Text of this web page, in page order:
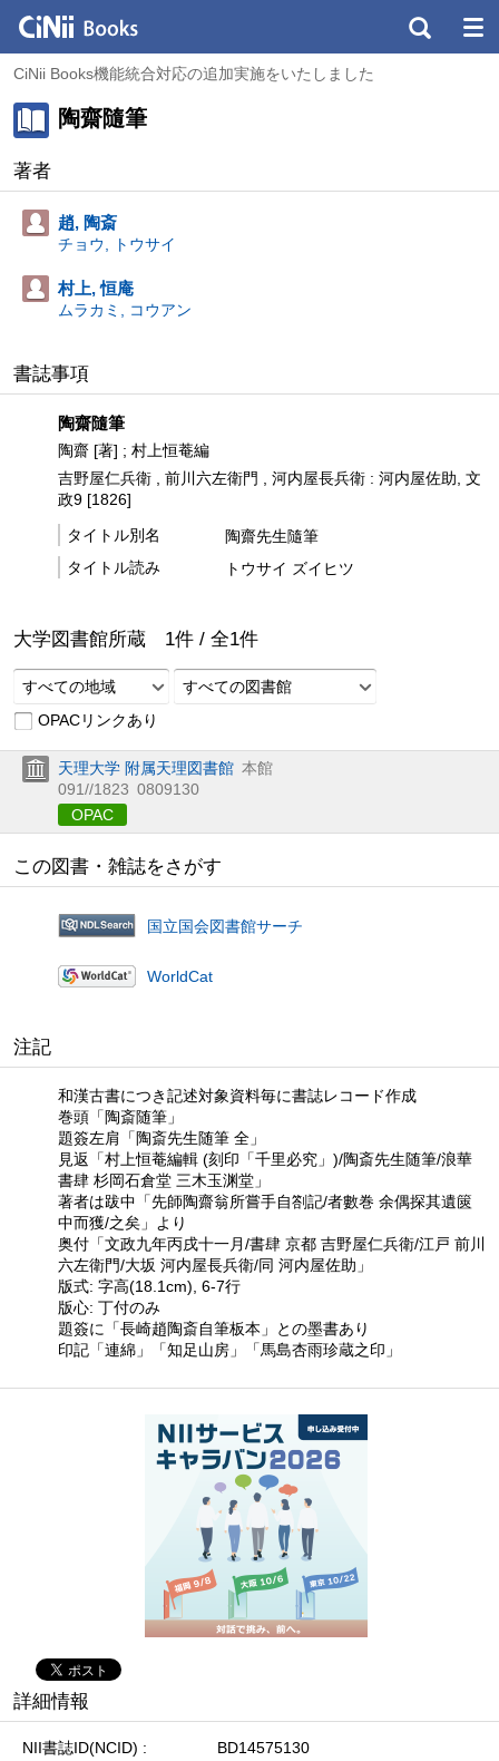
CiNii Books機能統合対応の追加実施をいたしました
陶齋隨筆
著者
趙, 陶斎
チョウ, トウサイ
村上, 恒庵
ムラカミ, コウアン
書誌事項
陶齋隨筆
陶齋 [著] ; 村上恒菴編
吉野屋仁兵衛 , 前川六左衛門 , 河内屋長兵衛 : 河内屋佐助, 文
政9 [1826]
タイトル別名
陶齋先生隨筆
タイトル読み
トウサイ ズイヒツ
大学図書館所蔵 1件 / 全1件
すべての地域
すべての図書館
OPACリンクあり
天理大学 附属天理図書館 本館
091//1823 0809130
OPAC
この図書・雑誌をさがす
国立国会図書館サーチ
WorldCat
注記
和漢古書につき記述対象資料毎に書誌レコード作成
巻頭「陶斎随筆」
題簽左肩「陶斎先生随筆 全」
見返「村上恒菴編輯 (刻印「千里必究」)/陶斎先生随筆/浪華
書肆 杉岡石倉堂 三木玉渊堂」
著者は跋中「先師陶齋翁所嘗手自劄記/者數巻 余偶探其遺篋
中而獲/之矣」より
奥付「文政九年丙戌十一月/書肆 京都 吉野屋仁兵衛/江戸 前川
六左衛門/大坂 河内屋長兵衛/同 河内屋佐助」
版式: 字高(18.1cm), 6-7行
版心: 丁付のみ
題簽に「長崎趙陶斎自筆板本」との墨書あり
印記「連綿」「知足山房」「馬島杏雨珍蔵之印」
詳細情報
NII書誌ID(NCID)
BD14575130